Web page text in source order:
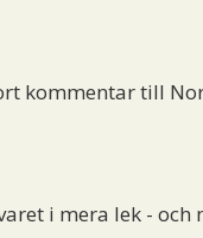
kommentar till
i mera lek - och